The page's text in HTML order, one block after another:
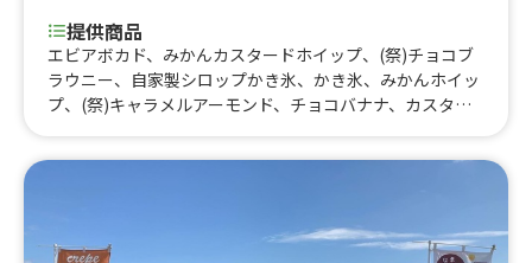
提供商品
エビアボカド、みかんカスタードホイップ、(祭)チョコブ
ラウニー、自家製シロップかき氷、かき氷、みかんホイッ
プ、(祭)キャラメルアーモンド、チョコバナナ、カスター